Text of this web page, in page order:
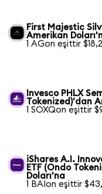
First Majestic
Amerikan
1 AGon eşittir
Invesco PHLX
Tokenized)'dan
1 SOXQon eşittir
iShares A.I.
ETF (Ondo
Doları'na
1 BAIon eşittir